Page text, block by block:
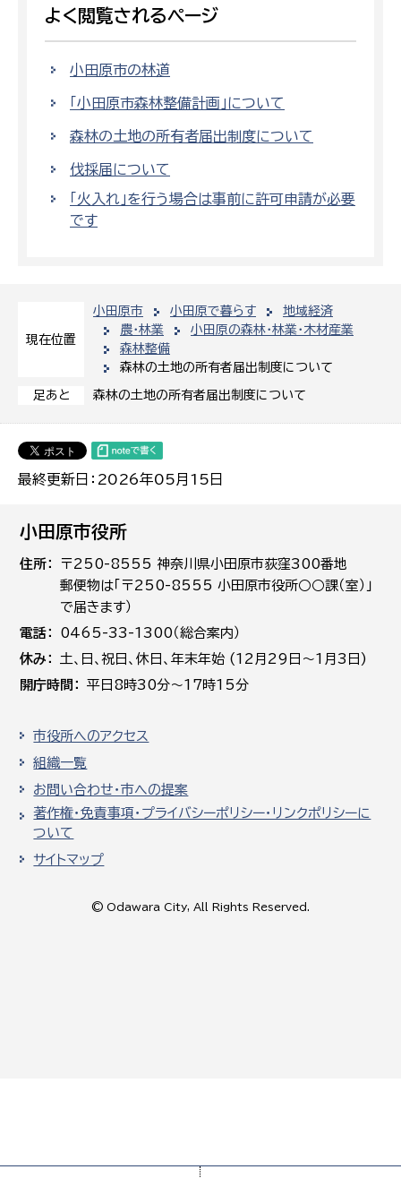
現在位置
小田原市 小田原で暮らす
地域経済
農・林業
小田原の森林・林業・木材産業
森林整備
森林の土地の所有者届出制度について
足あと 森林の土地の所有者届出制度について
最終更新日：2026年05月15日
よく閲覧されるページ
小田原市の林道
「小田原市森林整備計画」について
森林の土地の所有者届出制度について
伐採届について
「火入れ」を行う場合は事前に許可申請が必要
です
小田原市役所
住所
〒250-8555 神奈川県小田原市荻窪300番地
郵便物は「〒250-8555 小田原市役所○○課（室）」
で届きます）
電話
0465-33-1300（総合案内）
休み
土､日､祝日、休日、年末年始 (12月29日～1月3日)
開庁時間
平日8時30分～17時15分
市役所へのアクセス
組織一覧
お問い合わせ・市への提案
著作権・免責事項・プライバシーポリシー・リンクポリシーに
ついて
サイトマップ
© Odawara City, All Rights Reserved.